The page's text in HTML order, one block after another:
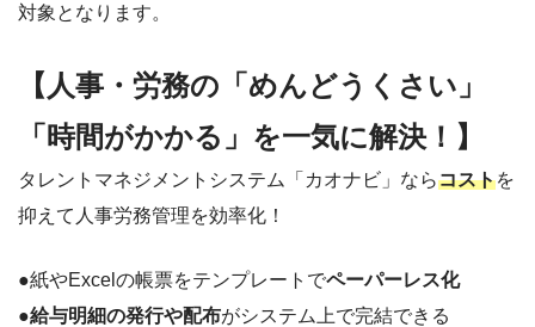
対象となります。
【人事・労務の「めんどうくさい」
「時間がかかる」を一気に解決！】
タレントマネジメントシステム「カオナビ」ならコストを
抑えて人事労務管理を効率化！
●紙やExcelの帳票をテンプレートでペーパーレス化
●給与明細の発行や配布がシステム上で完結できる